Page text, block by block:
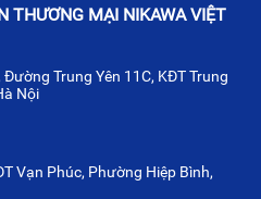
THƯƠNG MẠI NIKAWA VIỆT
Trung Yên 11C, KĐT Trung
Nội
Vạn Phúc, Phường Hiệp Bình,